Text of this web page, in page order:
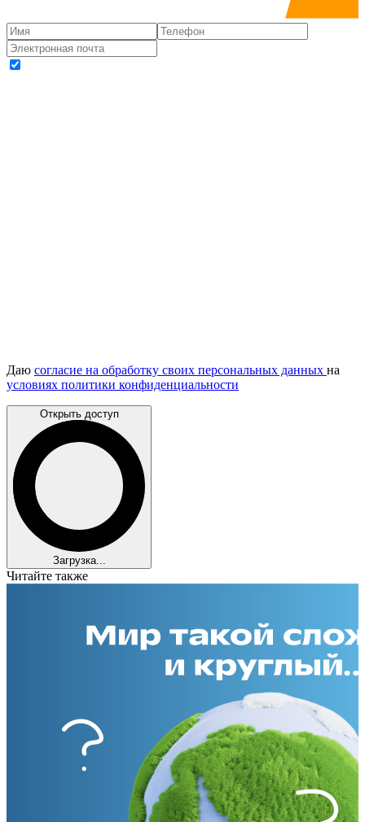
Даю согласие на обработку своих персональных данных на
условиях политики конфиденциальности
Открыть доступ
Загрузка...
Читайте также